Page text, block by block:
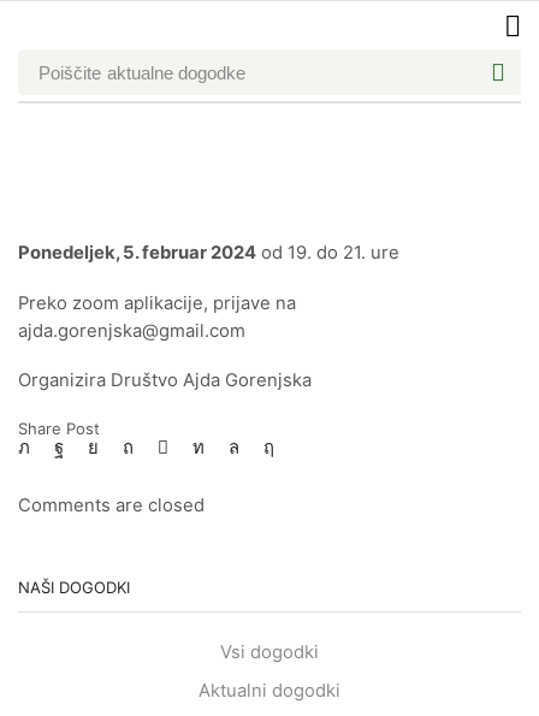
Poiščite aktualne dogodke
Ponedeljek, 5. februar 2024 od 19. do 21. ure
Preko zoom aplikacije, prijave na
ajda.gorenjska@gmail.com
Organizira Društvo Ajda Gorenjska
Share Post
Comments are closed
NAŠI DOGODKI
Vsi dogodki
Aktualni dogodki